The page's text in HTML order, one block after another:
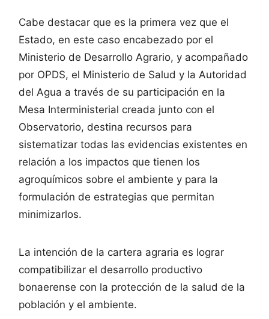
Cabe destacar que es la primera vez que el
Estado, en este caso encabezado por el
Ministerio de Desarrollo Agrario, y acompañado
por OPDS, el Ministerio de Salud y la Autoridad
del Agua a través de su participación en la
Mesa Interministerial creada junto con el
Observatorio, destina recursos para
sistematizar todas las evidencias existentes en
relación a los impactos que tienen los
agroquímicos sobre el ambiente y para la
formulación de estrategias que permitan
minimizarlos.
La intención de la cartera agraria es lograr
compatibilizar el desarrollo productivo
bonaerense con la protección de la salud de la
población y el ambiente.